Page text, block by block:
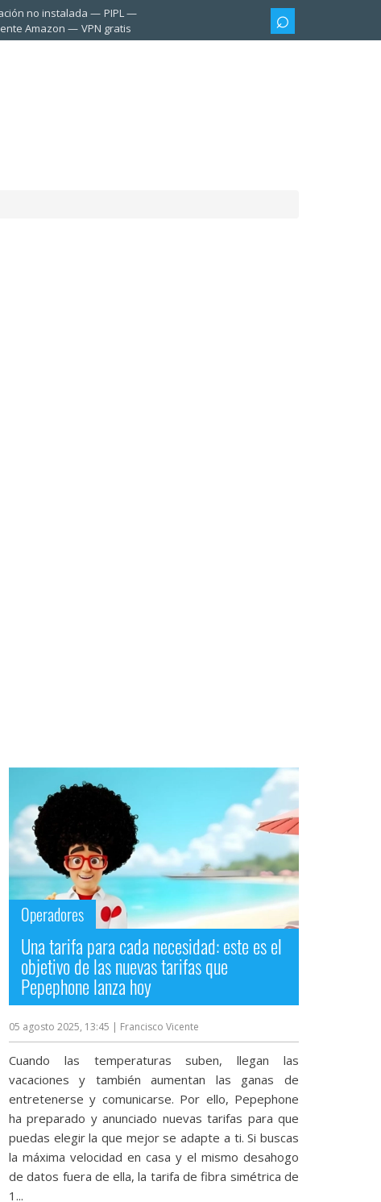
no instalada
PIPL
Amazon VPN gratis
Operadores
Una tarifa para cada necesidad: este es el
objetivo de las nuevas tarifas que
Pepephone lanza hoy
05 agosto 2025, 13:45 | Francisco Vicente
Cuando las temperaturas suben, llegan las
vacaciones y también aumentan las ganas de
entretenerse y comunicarse. Por ello, Pepephone
ha preparado y anunciado nuevas tarifas para que
puedas elegir la que mejor se adapte a ti. Si buscas
la máxima velocidad en casa y el mismo desahogo
de datos fuera de ella, la tarifa de fibra simétrica de
1...